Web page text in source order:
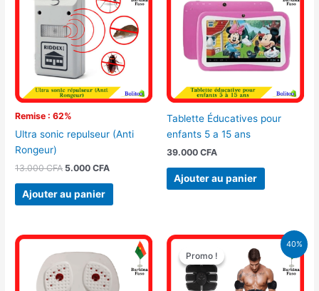
Remise : 62%
Ultra sonic repulseur (Anti
Rongeur)
13.000CFA
était :
13.000 CFA.
5.000CFA
est :
5.000 CFA.
Ajouter au panier
Tablette Éducatives pour
enfants 5 a 15 ans
39.000 CFA
Ajouter au panier
40%
Promo !
Promo !
Le
prix
initial
était :
25.000 CFA.
Le
prix
est :
15.000 CFA.